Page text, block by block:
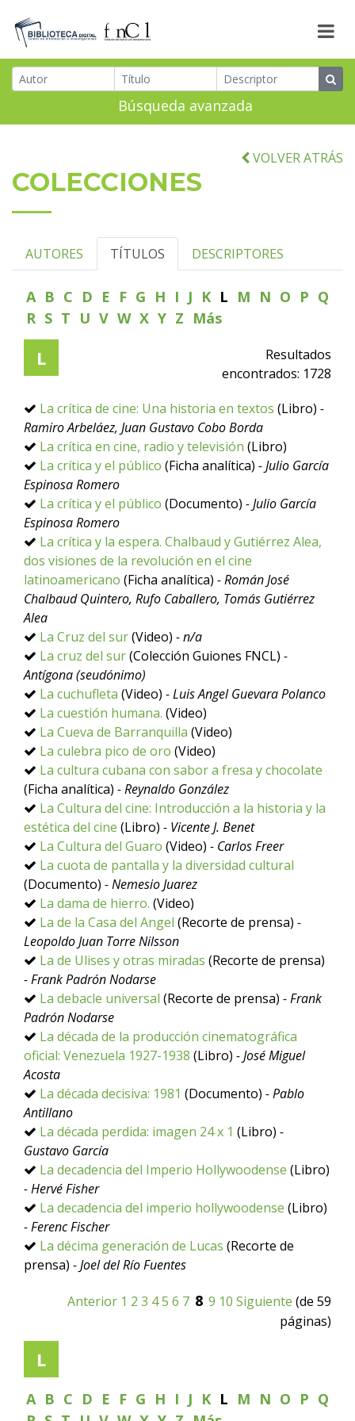
Búsqueda avanzada
VOLVER ATRÁS
COLECCIONES
AUTORES TÍTULOS DESCRIPTORES
A B C D E F G H I J K L M N O P Q
R S T U V W X Y Z Más
L
Resultados
encontrados: 1728
La crítica de cine: Una historia en textos (Libro) -
Ramiro Arbeláez, Juan Gustavo Cobo Borda
La crítica en cine, radio y televisión (Libro)
La crítica y el público (Ficha analítica) - Julio García
Espinosa Romero
La crítica y el público (Documento) - Julio García
Espinosa Romero
La crítica y la espera. Chalbaud y Gutiérrez Alea,
dos visiones de la revolución en el cine
latinoamericano (Ficha analítica) - Román José
Chalbaud Quintero, Rufo Caballero, Tomás Gutiérrez
Alea
La Cruz del sur(Video) - n/a
La cruz del sur(Colección Guiones FNCL) -
Antígona (seudónimo)
La cuchufleta (Video) - Luis Angel Guevara Polanco
La cuestión humana. (Video)
La Cueva de Barranquilla (Video)
La culebra pico de oro (Video)
La cultura cubana con sabor a fresa y chocolate
(Ficha analítica) - Reynaldo González
La Cultura del cine: Introducción a la historia y la
estética del cine (Libro) - Vicente J. Benet
La Cultura del Guaro (Video) - Carlos Freer
La cuota de pantalla y la diversidad cultural
(Documento) - Nemesio Juarez
La dama de hierro. (Video)
La de la Casa del Angel (Recorte de prensa) -
Leopoldo Juan Torre Nilsson
La de Ulises y otras miradas (Recorte de prensa)
- Frank Padrón Nodarse
La debacle universal (Recorte de prensa) - Frank
Padrón Nodarse
La década de la producción cinematográfica
oficial: Venezuela 1927-1938 (Libro) - José Miguel
Acosta
La década decisiva: 1981 (Documento) - Pablo
Antillano
La década perdida: imagen 24 x 1 (Libro) -
Gustavo García
La decadencia del Imperio Hollywoodense (Libro)
- Hervé Fisher
La decadencia del imperio hollywoodense (Libro)
- Ferenc Fischer
La décima generación de Lucas (Recorte de
prensa) - Joel del Río Fuentes
Anterior 1 2 3 45 6 7 8 9 10 Siguiente (de 59
páginas)
L
A B C D E F G H I J K L M N O P Q